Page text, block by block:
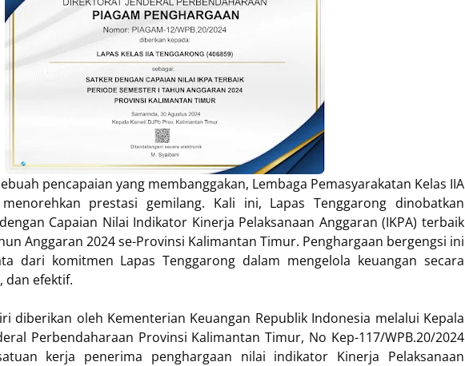
pencapaian yang membanggakan, Lembaga Pemasyarakatan Kelas IIA
prestasi gemilang. Kali ini, Lapas Tenggarong dinobatkan
Capaian Nilai Indikator Kinerja Pelaksanaan Anggaran (IKPA) terbaik
Anggaran 2024 se-Provinsi Kalimantan Timur. Penghargaan bergengsi ini
dari komitmen Lapas Tenggarong dalam mengelola keuangan secara
dan efektif.
diberikan oleh Kementerian Keuangan Republik Indonesia melalui Kepala
Perbendaharaan Provinsi Kalimantan Timur, No Kep-117/WPB.20/2024
kerja penerima penghargaan nilai indikator Kinerja Pelaksanaan